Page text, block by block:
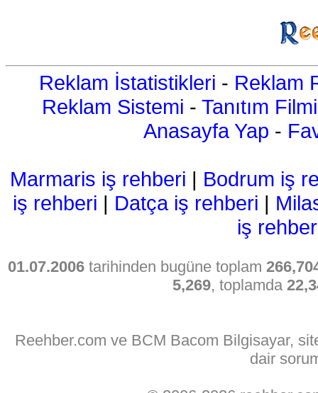
Reklam İstatistikleri - Reklam
Reklam Sistemi - Tanıtım Filmi
Anasayfa Yap -
Marmaris iş rehberi | Bodrum iş
iş rehberi | Datça iş rehberi |
iş
01.07.2006 tarihinden bugüne toplam
5,269, toplamda
Reehber.com ve BCM Bacom Bilgisayar,
dair